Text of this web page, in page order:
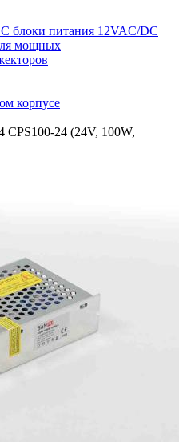
блоки питания 12VAC/DC
мощных
корпусе
CPS100-24 (24V, 100W,